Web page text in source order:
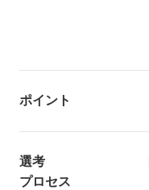
ポイント
選考
プロセス